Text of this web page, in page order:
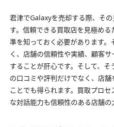
君津でGalaxyを売却する際、そ
す。信頼できる買取店を見極め
準を知っておく必要があります
く、店舗の信頼性や実績、顧客
することが肝心です。そして、
の口コミや評判だけでなく、店
ことでも得られます。買取プロ
な対話能力も信頼性のある店舗の